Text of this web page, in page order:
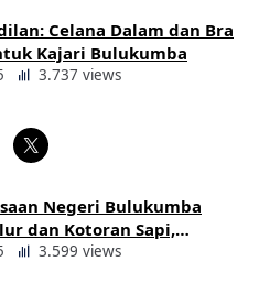
Celana Dalam dan Bra
Kajari Bulukumba
3.737 views
Negeri Bulukumba
dan Kotoran Sapi,
Lakalantas Tuntut
3.599 views